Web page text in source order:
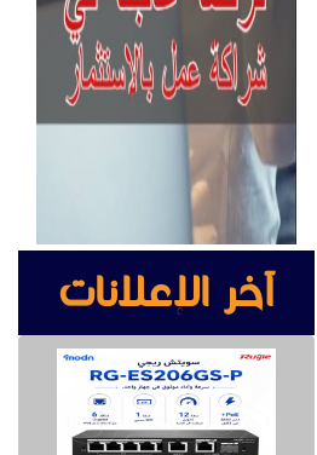
آخر الإعلانات